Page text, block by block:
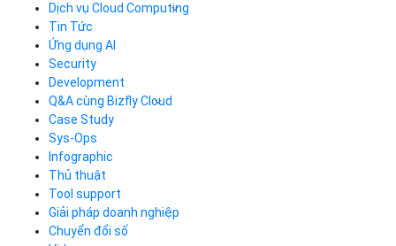
Dịch vụ Cloud Computing
Cloud Server
CDN
Load Balancer
Auto Scaling
Container Registry
Kubernetes
Cloud Database
Call Center
Business Email
Simple Storage
VOD
VPN
Traffic Manager
Tin Tức
Ứng dụng AI
Security
Development
Q&A cùng Bizfly Cloud
Q&A về Bizfly Cloud Server
Thao tác kết nối tới server
Videos
Q&A về Bizfly Business Email
Videos
Case Study
Sys-Ops
Infographic
Thủ thuật
Tool support
Giải pháp doanh nghiệp
Chuyển đổi số